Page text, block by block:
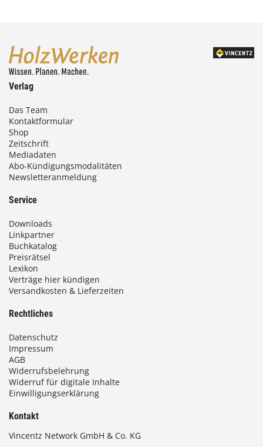
Verlag
Das Team
Kontaktformular
Shop
Zeitschrift
Mediadaten
Abo-Kündigungsmodalitäten
Newsletteranmeldung
Service
Downloads
Linkpartner
Buchkatalog
Preisrätsel
Lexikon
Verträge hier kündigen
Versandkosten & Lieferzeiten
Rechtliches
Datenschutz
Impressum
AGB
Widerrufsbelehrung
Widerruf für digitale Inhalte
Einwilligungserklärung
Kontakt
Vincentz Network GmbH & Co. KG